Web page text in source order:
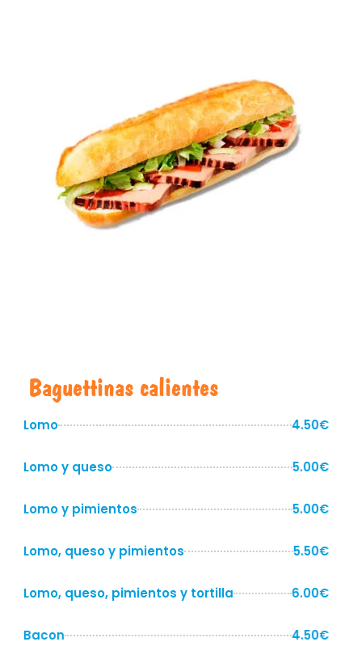
Baguettinas calientes
Lomo 4.50€
Lomo y queso 5.00€
Lomo y pimientos 5.00€
Lomo, queso y pimientos 5.50€
Lomo, queso, pimientos y tortilla 6.00€
Bacon 4.50€